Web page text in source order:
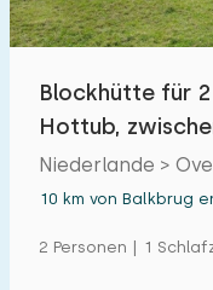
Freibad
Zugänglichkeit
Blockhütte für 2
Hottub,
gelegen
Niederlande >
10 km von Balkbrug
2 Personen | 1